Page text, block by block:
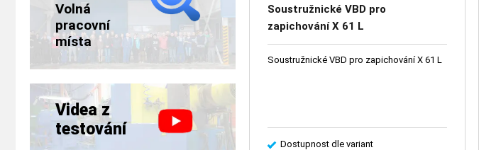
Soustružnické VBD pro
zapichování X 61 L
Soustružnické VBD pro zapichování X 61 L
Dostupnost dle variant
Volná
pracovní
místa
Videa z
testování